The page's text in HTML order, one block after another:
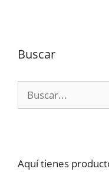
Buscar
Aquí tienes